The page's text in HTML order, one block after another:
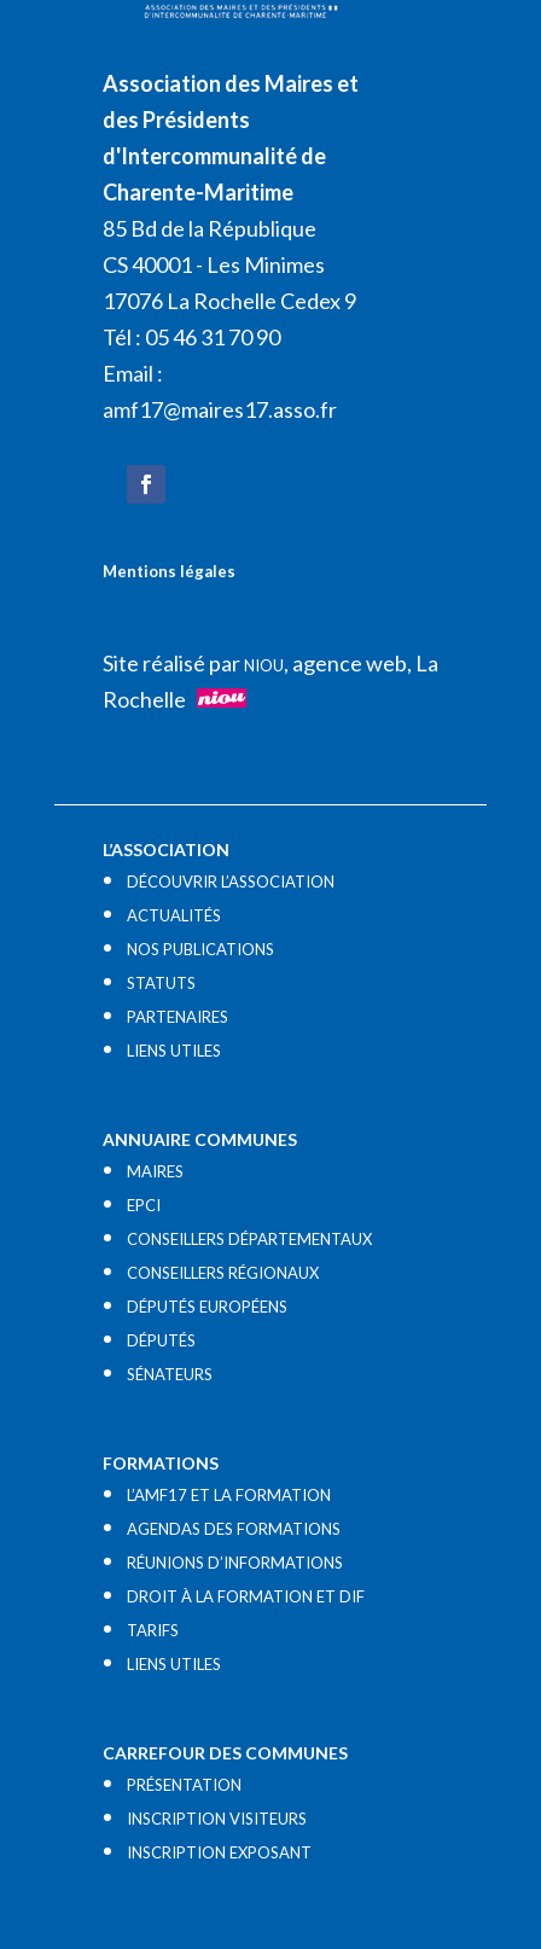
Association des Maires et
des Présidents
d'Intercommunalité de
Charente-Maritime
85 Bd de la République
CS 40001 - Les Minimes
17076 La Rochelle Cedex 9
Tél : 05 46 31 70 90
Email :
amf17@maires17.asso.fr
Mentions légales
Site réalisé parNIOU, agence web, La
Rochelle
L’ASSOCIATION
DÉCOUVRIR L’ASSOCIATION
ACTUALITÉS
NOS PUBLICATIONS
STATUTS
PARTENAIRES
LIENS UTILES​
ANNUAIRE COMMUNES
MAIRES
EPCI
CONSEILLERS DÉPARTEMENTAUX
CONSEILLERS RÉGIONAUX
DÉPUTÉS EUROPÉENS
DÉPUTÉS
SÉNATEURS
FORMATIONS
L’AMF17 ET LA FORMATION
AGENDAS DES FORMATIONS
RÉUNIONS D’INFORMATIONS
DROIT À LA FORMATION ET DIF
TARIFS
LIENS UTILES​
CARREFOUR DES COMMUNES
PRÉSENTATION
INSCRIPTION VISITEURS
INSCRIPTION EXPOSANT